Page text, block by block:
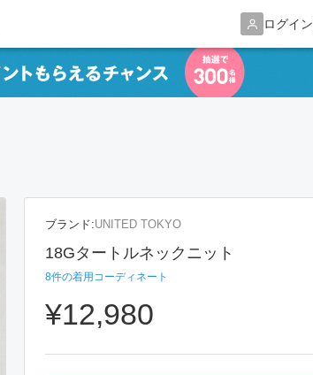
ログイン
ブランド:UNITED TOKYO
18Gタートルネックニット
8件の着用コーディネート
¥12,980